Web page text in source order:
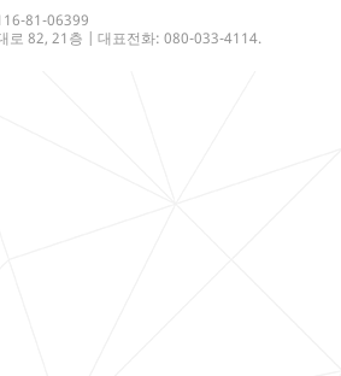
81-06399
로 82, 21층 | 대표전화: 080-033-4114.